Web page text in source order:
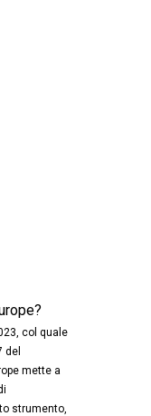
col quale
del
mette a
strumento,